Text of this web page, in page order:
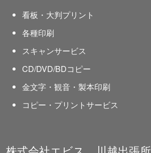
看板・大判プリント
各種印刷
スキャンサービス
CD/DVD/BDコピー
金文字・観音・製本印刷
コピー・プリントサービス